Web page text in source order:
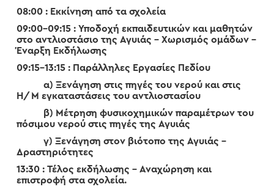
08:00 : Εκκίνηση από τα σχολεία
09:00-09:15 : Υποδοχή εκπαιδευτικών και μαθητών
στο αντλιοστάσιο της Αγυιάς – Χωρισμός ομάδων –
Έναρξη Εκδήλωσης
09:15-13:15 : Παράλληλες Εργασίες Πεδίου
α) Ξενάγηση στις πηγές του νερού και στις
Η/Μ εγκαταστάσεις του αντλιοστασίου
β) Μέτρηση φυσικοχημικών παραμέτρων του
πόσιμου νερού στις πηγές της Αγυιάς
γ) Ξενάγηση στον βιότοπο της Αγυιάς –
Δραστηριότητες
13:30 : Τέλος εκδήλωσης – Αναχώρηση και
επιστροφή στα σχολεία.